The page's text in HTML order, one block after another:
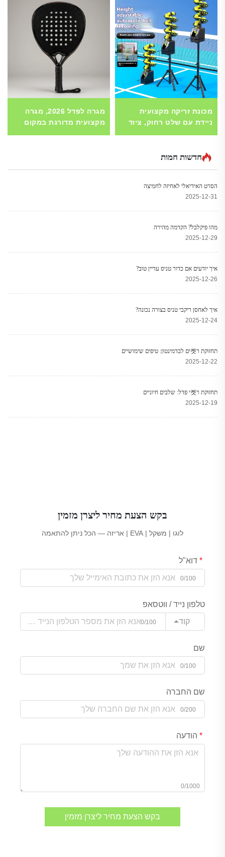
מכונת זריקה מקצועית
ניידת עם שלט רחוק, ציוד
מפלדה
מגרה לפדל 2026, מגרה
מקצועית מדורגת במקום
חדשות חמות
הסרט האידיאלי לאחיזה לחמיצה
2025-12-31
מהו פיקלבל? הקדמה מהירה
2025-12-29
איך יודעים אם כדור טניס עדיין טוב?
2025-12-26
איך לאחסן ריקבי טניס בצורה נכונה?
2025-12-24
תחזוקת ר켓ים לבדמינטון: טיפים שימושיים
2025-12-22
תחזוקת ר켓י פדל: שלבים חיוניים
2025-12-19
בקש הצעת מחיר ליצרן מזמין
לוגו | משקל | EVA | אריזה — הכל ניתן להתאמה
דוא"ל
0/100
טלפון נייד / ווטסאפ
קוד
0/100
שם
0/100
שם החברה
0/200
הודעה
0/1000
בקש הצעת מחיר ליצרן מזמין